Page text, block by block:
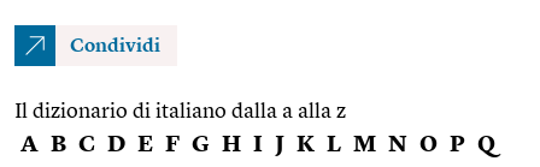
Condividi
Il dizionario di italiano dalla a alla z
A B C D E F G H I J K L M N O P Q